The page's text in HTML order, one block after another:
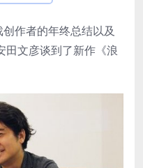
作者的年终总结以及
田文彦谈到了新作《浪